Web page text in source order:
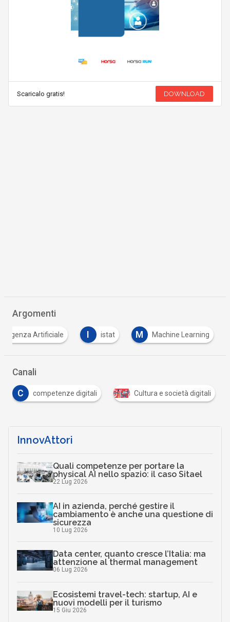
Scaricalo gratis! DOWNLOAD
Argomenti
Artificiale I istat M Machine Learning
Canali
C competenze digitali Cultura e società digitali
InnovAttori
Quali competenze per portare la
physical AI nello spazio: il caso Sitael
22 Lug 2026
AI in azienda, perché gestire il
cambiamento è anche una questione di
sicurezza
10 Lug 2026
Data center, quanto cresce l’Italia: ma
attenzione al thermal management
06 Lug 2026
Ecosistemi travel-tech: startup, AI e
nuovi modelli per il turismo
15 Giu 2026